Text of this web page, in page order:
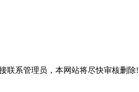
联系管理员，本网站将尽快审核删除!